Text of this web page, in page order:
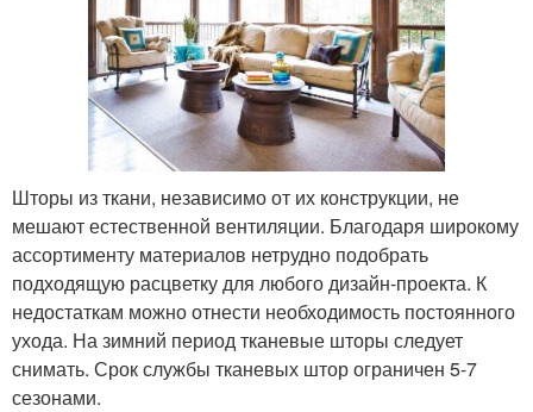
Шторы из ткани, независимо от их конструкции, не
мешают естественной вентиляции. Благодаря широкому
ассортименту материалов нетрудно подобрать
подходящую расцветку для любого дизайн-проекта. К
недостаткам можно отнести необходимость постоянного
ухода. На зимний период тканевые шторы следует
снимать. Срок службы тканевых штор ограничен 5-7
сезонами.